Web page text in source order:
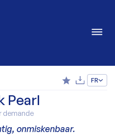
FR
Pearl
demande
onmiskenbaar.